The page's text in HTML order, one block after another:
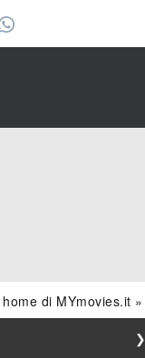
di MYmovies.it »
❯